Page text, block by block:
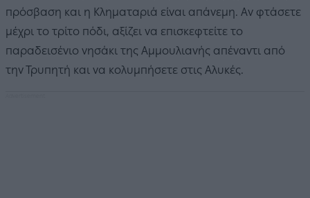
πρόσβαση και η Κληματαριά είναι απάνεμη. Αν φτάσετε
μέχρι το τρίτο πόδι, αξίζει να επισκεφτείτε το
παραδεισένιο νησάκι της Αμμουλιανής απέναντι από
την Τρυπητή και να κολυμπήσετε στις Αλυκές.